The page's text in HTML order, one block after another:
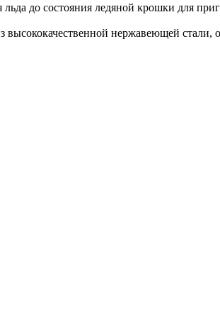
до состояния ледяной крошки для
нержавеющей стали,